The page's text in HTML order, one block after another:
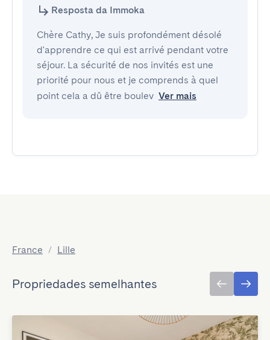
Resposta da Immoka
Chère Cathy, Je suis profondément désolé
d'apprendre ce qui est arrivé pendant votre
séjour. La sécurité de nos invités est une
priorité pour nous et je comprends à quel
point cela a dû être boulev Ver mais
France / Lille
Propriedades semelhantes